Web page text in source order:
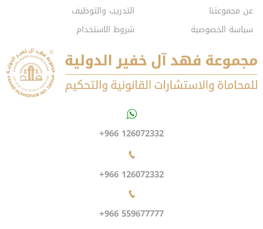
عن مجموعتنا
سياسة الخصوصية
التدريب والتوظيف
شروط الاستخدام
+966 126072332
+966 126072332
+966 559677777